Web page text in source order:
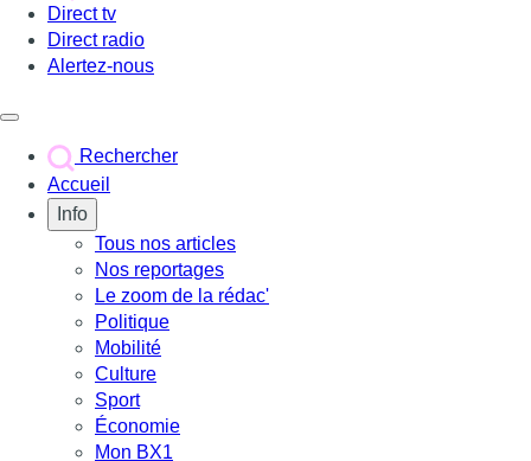
Direct tv
Direct radio
Alertez-nous
Rechercher
Accueil
Info
Tous nos articles
Nos reportages
Le zoom de la rédac'
Politique
Mobilité
Culture
Sport
Économie
Mon BX1